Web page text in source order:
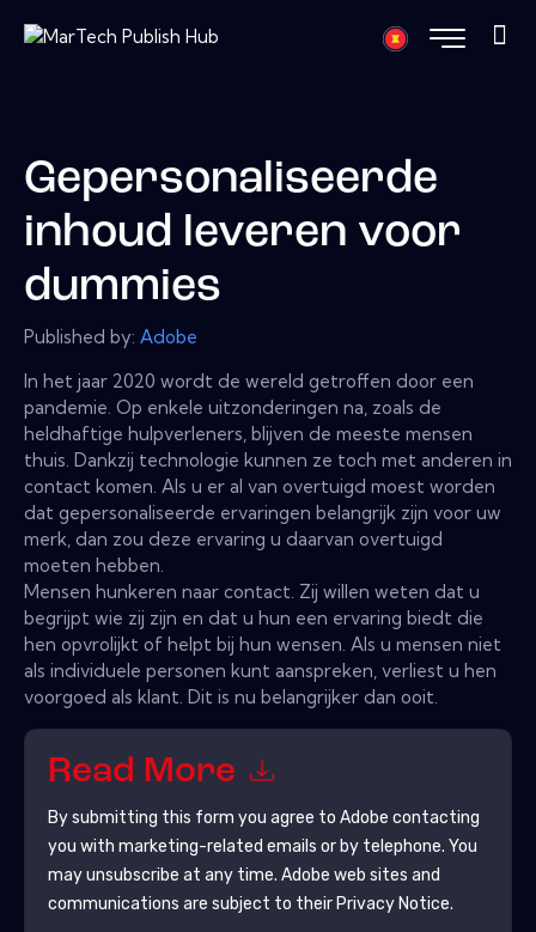
Gepersonaliseerde
inhoud leveren voor
dummies
Published by: Adobe
In het jaar 2020 wordt de wereld getroffen door een
pandemie. Op enkele uitzonderingen na, zoals de
heldhaftige hulpverleners, blijven de meeste mensen
thuis. Dankzij technologie kunnen ze toch met anderen in
contact komen. Als u er al van overtuigd moest worden
dat gepersonaliseerde ervaringen belangrijk zijn voor uw
merk, dan zou deze ervaring u daarvan overtuigd
moeten hebben.
Mensen hunkeren naar contact. Zij willen weten dat u
begrijpt wie zij zijn en dat u hun een ervaring biedt die
hen opvrolijkt of helpt bij hun wensen. Als u mensen niet
als individuele personen kunt aanspreken, verliest u hen
voorgoed als klant. Dit is nu belangrijker dan ooit.
Read More
By submitting this form you agree to Adobe contacting
you with marketing-related emails or by telephone. You
may unsubscribe at any time. Adobe web sites and
communications are subject to their Privacy Notice.